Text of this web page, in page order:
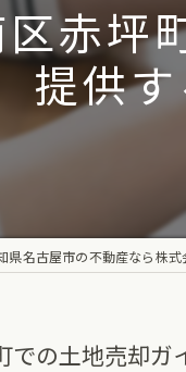
赤坪
提供
県名古屋市の不動産なら株
での土地売却